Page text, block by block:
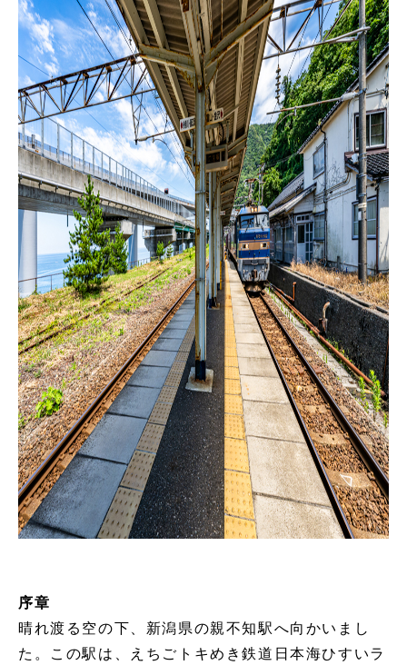
序章
晴れ渡る空の下、新潟県の親不知駅へ向かいまし
た。この駅は、えちごトキめき鉄道日本海ひすいラ